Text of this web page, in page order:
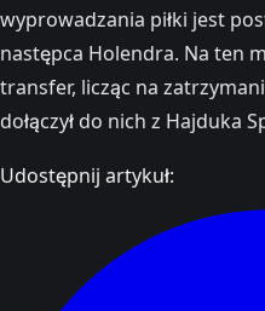
wyprowadzania piłki jest
następca Holendra. Na ten
transfer, licząc na
dołączył do nich z Hajduka
Udostępnij artykuł: